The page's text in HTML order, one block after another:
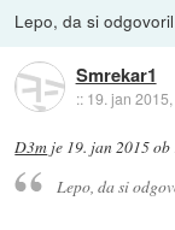
Lepo, da si
Smrekar1
:: 19. jan
D3m je 19. jan 2015
Lepo, da si